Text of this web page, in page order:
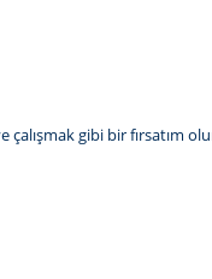
gibi bir fırsatım